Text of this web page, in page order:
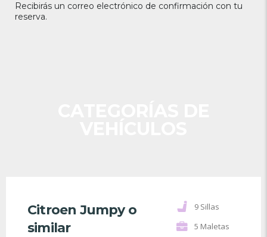
Recibirás un correo electrónico de confirmación con tu
reserva.
Citroen Jumpy o
similar
9 Sillas
5 Maletas